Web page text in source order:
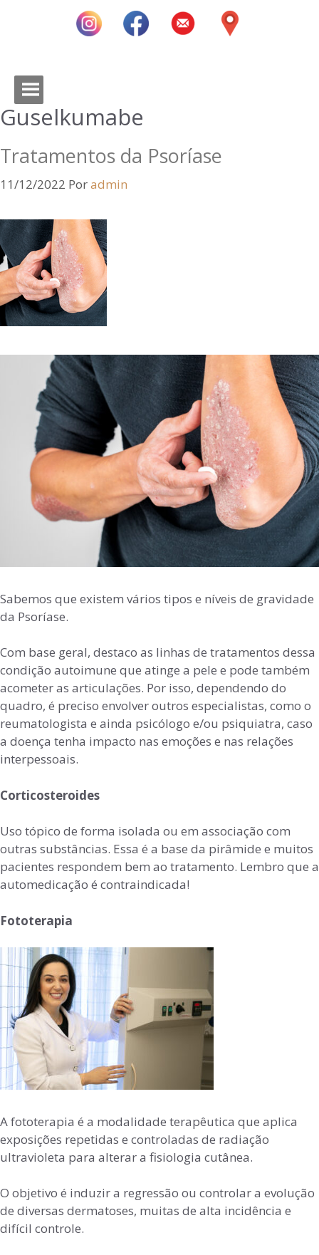
Guselkumabe
Tratamentos da Psoríase
11/12/2022 Poradmin
Sabemos que existem vários tipos e níveis de gravidade
da Psoríase.
Com base geral, destaco as linhas de tratamentos dessa
condição autoimune que atinge a pele e pode também
acometer as articulações. Por isso, dependendo do
quadro, é preciso envolver outros especialistas, como o
reumatologista e ainda psicólogo e/ou psiquiatra, caso
a doença tenha impacto nas emoções e nas relações
interpessoais.
Corticosteroides
Uso tópico de forma isolada ou em associação com
outras substâncias. Essa é a base da pirâmide e muitos
pacientes respondem bem ao tratamento. Lembro que a
automedicação é contraindicada!
Fototerapia
A fototerapia é a modalidade terapêutica que aplica
exposições repetidas e controladas de radiação
ultravioleta para alterar a fisiologia cutânea.
O objetivo é induzir a regressão ou controlar a evolução
de diversas dermatoses, muitas de alta incidência e
difícil controle.